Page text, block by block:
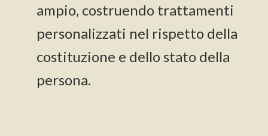
ampio, costruendo trattamenti
personalizzati nel rispetto della
costituzione e dello stato della
persona.